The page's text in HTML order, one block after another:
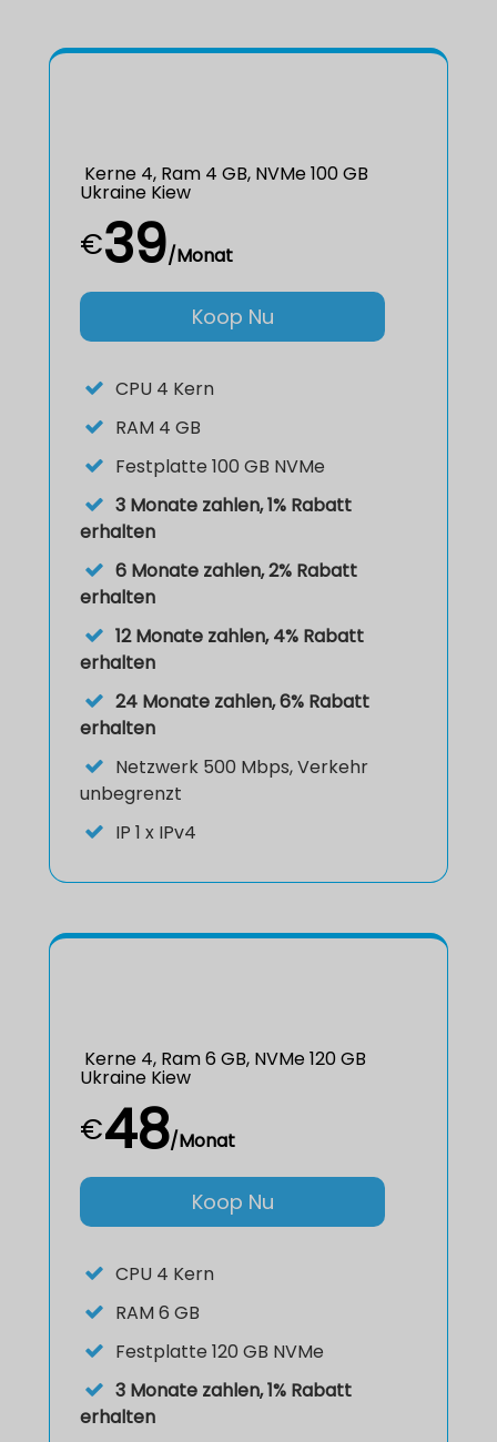
Kerne 4, Ram 4 GB, NVMe 100 GB
Ukraine Kiew
€39/Monat
Koop Nu
CPU 4 Kern
RAM 4 GB
Festplatte 100 GB NVMe
3 Monate zahlen, 1% Rabatt
erhalten
6 Monate zahlen, 2% Rabatt
erhalten
12 Monate zahlen, 4% Rabatt
erhalten
24 Monate zahlen, 6% Rabatt
erhalten
Netzwerk 500 Mbps, Verkehr
unbegrenzt
IP 1 x IPv4
Kerne 4, Ram 6 GB, NVMe 120 GB
Ukraine Kiew
€48/Monat
Koop Nu
CPU 4 Kern
RAM 6 GB
Festplatte 120 GB NVMe
3 Monate zahlen, 1% Rabatt
erhalten